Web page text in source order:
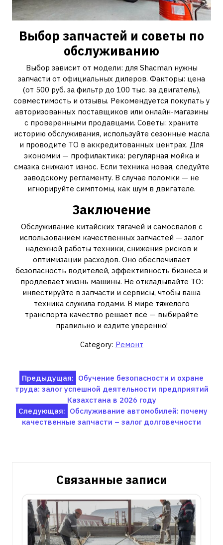
Выбор запчастей и советы по
обслуживанию
Выбор зависит от модели: для Shacman нужны
запчасти от официальных дилеров. Факторы: цена
(от 500 руб. за фильтр до 100 тыс. за двигатель),
совместимость и отзывы. Рекомендуется покупать у
авторизованных поставщиков или онлайн-магазины
с проверенными продавцами. Советы: храните
историю обслуживания, используйте сезонные масла
и проводите ТО в аккредитованных центрах. Для
экономии — профилактика: регулярная мойка и
смазка снижают износ. Если техника новая, следуйте
заводскому регламенту. В случае поломки — не
игнорируйте симптомы, как шум в двигателе.
Заключение
Обслуживание китайских тягачей и самосвалов с
использованием качественных запчастей — залог
надежной работы техники, снижения рисков и
оптимизации расходов. Оно обеспечивает
безопасность водителей, эффективность бизнеса и
продлевает жизнь машины. Не откладывайте ТО:
инвестируйте в запчасти и сервисы, чтобы ваша
техника служила годами. В мире тяжелого
транспорта качество решает всё — выбирайте
правильно и ездите уверенно!
Category: Ремонт
Навигация
по
записям
Предыдущая: Обучение безопасности и охране
труда: залог успешной деятельности предприятий
Казахстана в 2026 году
Следующая: Обслуживание автомобилей: почему
качественные запчасти – залог долговечности
Связанные записи